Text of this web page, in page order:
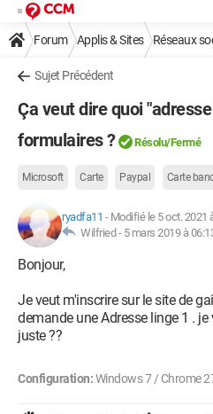
Forum Applis & Sites Réseaux
Sujet Précédent
Ça veut dire quoi
formulaires ?
Résolu/Fermé
Microsoft Carte Paypal Carte
ryadfa11 - Modifié le 5 oct. 2021
Wilfried - 5 mars 2019 à
Bonjour,
Je veut m'inscrire sur le site de
demande une Adresse linge 1 .
juste ??
Configuration:Windows 7 / Chrome